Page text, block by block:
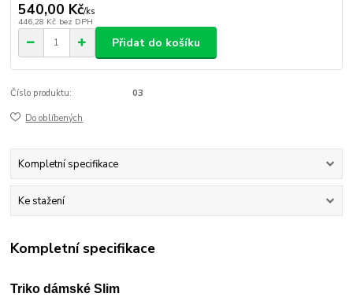
540,00 Kč/ks
446,28 Kč bez DPH
Přidat do košíku
Číslo produktu: 03
Do oblíbených
Kompletní specifikace
Ke stažení
Kompletní specifikace
Triko dámské Slim